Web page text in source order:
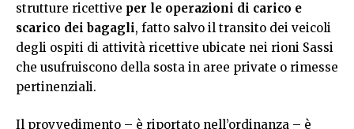
strutture ricettive per le operazioni di carico e
scarico dei bagagli, fatto salvo il transito dei veicoli
degli ospiti di attività ricettive ubicate nei rioni Sassi
che usufruiscono della sosta in aree private o rimesse
pertinenziali.
Il provvedimento – è riportato nell’ordinanza – è